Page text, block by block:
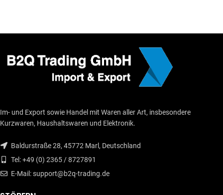
Im- und Export sowie Handel mit Waren aller Art, insbesondere
Kurzwaren, Haushaltswaren und Elektronik.
Baldurstraße 28, 45772 Marl, Deutschland
Tel: +49 (0) 2365 / 8727891
E-Mail: support@b2q-trading.de